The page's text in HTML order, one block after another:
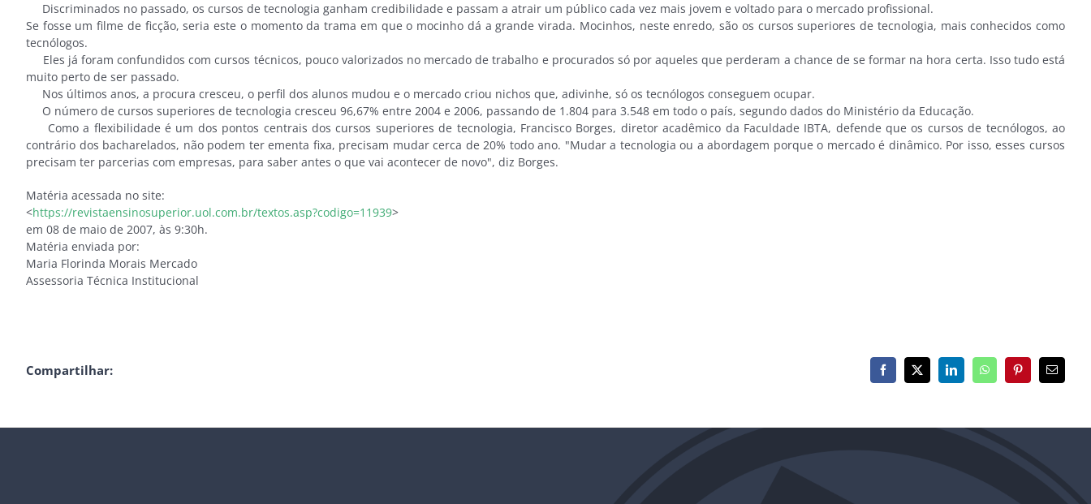
Discriminados no passado, os cursos de tecnologia ganham credibilidade e passam a atrair um público cada vez mais jovem e voltado para o mercado profissional.
Se fosse um filme de ficção, seria este o momento da trama em que o mocinho dá a grande virada. Mocinhos, neste enredo, são os cursos superiores de tecnologia, mais conhecidos como
tecnólogos.
Eles já foram confundidos com cursos técnicos, pouco valorizados no mercado de trabalho e procurados só por aqueles que perderam a chance de se formar na hora certa. Isso tudo está
muito perto de ser passado.
Nos últimos anos, a procura cresceu, o perfil dos alunos mudou e o mercado criou nichos que, adivinhe, só os tecnólogos conseguem ocupar.
O número de cursos superiores de tecnologia cresceu 96,67% entre 2004 e 2006, passando de 1.804 para 3.548 em todo o país, segundo dados do Ministério da Educação.
Como a flexibilidade é um dos pontos centrais dos cursos superiores de tecnologia, Francisco Borges, diretor acadêmico da Faculdade IBTA, defende que os cursos de tecnólogos, ao
contrário dos bacharelados, não podem ter ementa fixa, precisam mudar cerca de 20% todo ano. "Mudar a tecnologia ou a abordagem porque o mercado é dinâmico. Por isso, esses cursos
precisam ter parcerias com empresas, para saber antes o que vai acontecer de novo", diz Borges.
Matéria acessada no site:
<https://revistaensinosuperior.uol.com.br/textos.asp?codigo=11939>
em 08 de maio de 2007, às 9:30h.
Matéria enviada por:
Maria Florinda Morais Mercado
Assessoria Técnica Institucional
Compartilhar: Facebook
X LinkedInWhatsAppPinterest
E-
mail